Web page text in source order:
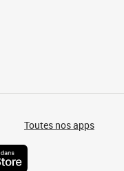
Toutes nos apps